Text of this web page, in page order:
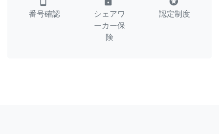
番号確認
シェアワ
ーカー保
険
認定制度